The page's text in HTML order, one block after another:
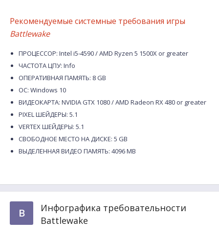
Рекомендуемые системные требования игры
Battlewake
ПРОЦЕССОР: Intel i5-4590 / AMD Ryzen 5 1500X or greater
ЧАСТОТА ЦПУ: Info
ОПЕРАТИВНАЯ ПАМЯТЬ: 8 GB
ОС: Windows 10
ВИДЕОКАРТА: NVIDIA GTX 1080 / AMD Radeon RX 480 or greater
PIXEL ШЕЙДЕРЫ: 5.1
VERTEX ШЕЙДЕРЫ: 5.1
СВОБОДНОЕ МЕСТО НА ДИСКЕ: 5 GB
ВЫДЕЛЕННАЯ ВИДЕО ПАМЯТЬ: 4096 MB
B
Инфографика требовательности
Battlewake